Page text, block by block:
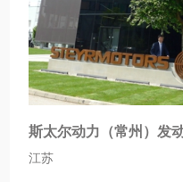
斯太尔动力（常州）发
江苏